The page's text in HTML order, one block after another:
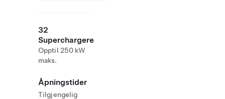
32
Superchargere
Opptil 250 kW
maks.
Åpningstider
Tilgjengelig